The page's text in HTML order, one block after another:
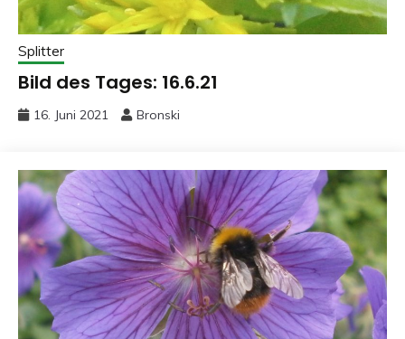
Splitter
Bild des Tages: 16.6.21
16. Juni 2021 Bronski